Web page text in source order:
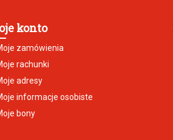
konto
zamówienia
rachunki
adresy
informacje osobiste
bony